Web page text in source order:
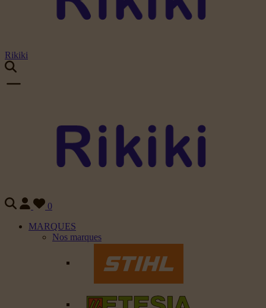
Rikiki
0
MARQUES
Nos marques